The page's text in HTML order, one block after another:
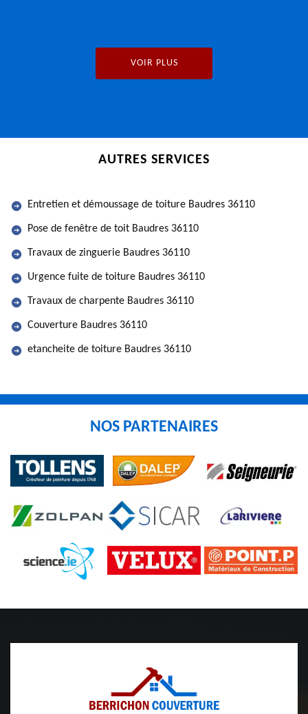
VOIR PLUS
AUTRES SERVICES
Entretien et démoussage de toiture Baudres 36110
Pose de fenêtre de toit Baudres 36110
Travaux de zinguerie Baudres 36110
Urgence fuite de toiture Baudres 36110
Travaux de charpente Baudres 36110
Couverture Baudres 36110
etancheite de toiture Baudres 36110
NOS PARTENAIRES